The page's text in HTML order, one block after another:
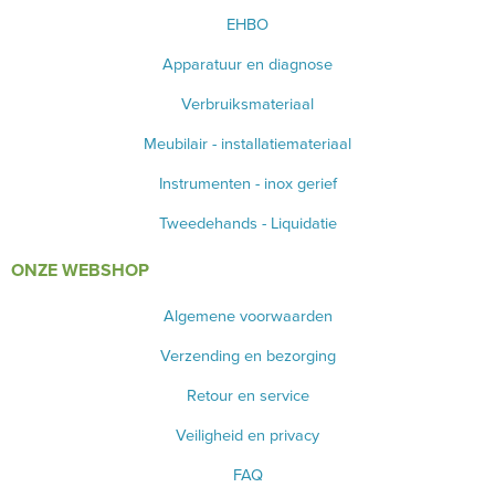
EHBO
Apparatuur en diagnose
Verbruiksmateriaal
Meubilair - installatiemateriaal
Instrumenten - inox gerief
Tweedehands - Liquidatie
ONZE WEBSHOP
Algemene voorwaarden
Verzending en bezorging
Retour en service
Veiligheid en privacy
FAQ